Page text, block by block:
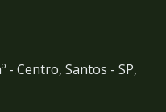
- Centro, Santos - SP,